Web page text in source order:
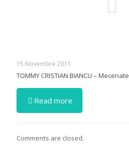
15 Novembre 2011
TOMMY CRISTIAN BIANCU – Mecenate
Read more
Comments are closed.